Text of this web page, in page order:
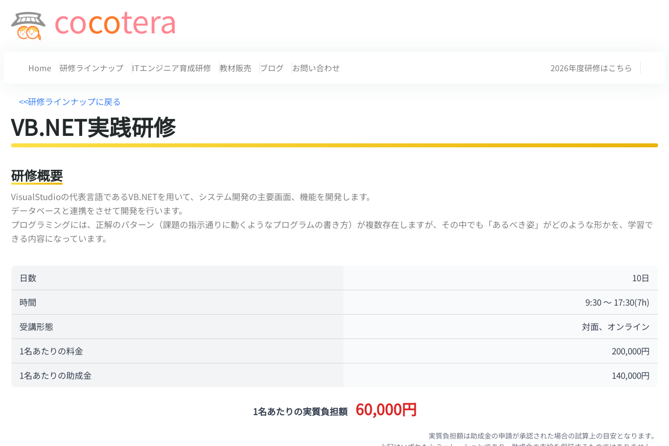
cocotera
Home 研修ラインナップ ITエンジニア育成研修 教材販売 ブログ お問い合わせ 2026年度研修はこちら
<<研修ラインナップに戻る
VB.NET実践研修
研修概要
VisualStudioの代表言語であるVB.NETを用いて、システム開発の主要画面、機能を開発します。
データベースと連携をさせて開発を行います。
プログラミングには、正解のパターン（課題の指示通りに動くようなプログラムの書き方）が複数存在しますが、その中でも「あるべき姿」がどのような形かを、学習で
きる内容になっています。
日数
10日
時間
9:30 ～ 17:30(7h)
受講形態
対面、オンライン
1名あたりの料金
200,000円
1名あたりの助成金
140,000円
1名あたりの実質負担額 60,000円
実質負担額は助成金の申請が承認された場合の試算上の目安となります。